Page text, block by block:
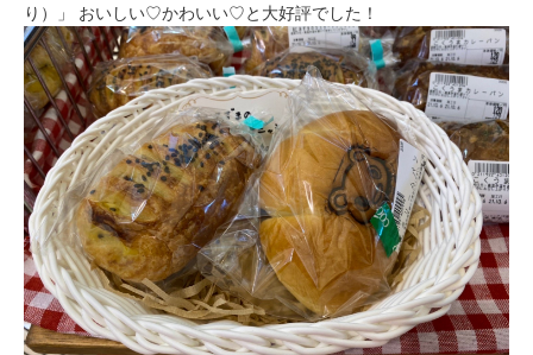
り）」 おいしい♡かわいい♡と大好評でした！